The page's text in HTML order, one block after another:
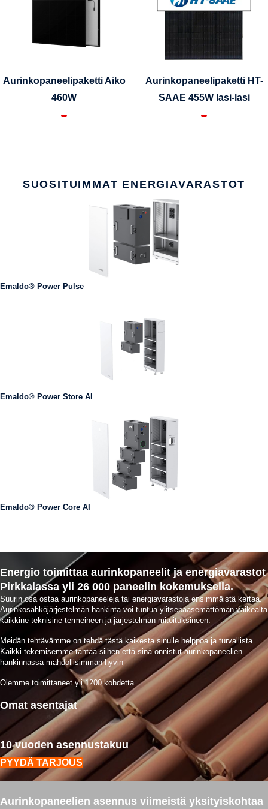
Aurinkopaneelipaketti Aiko
460W
Aurinkopaneelipaketti HT-
SAAE 455W lasi-lasi
SUOSITUIMMAT ENERGIAVARASTOT
Emaldo® Power Pulse
Emaldo® Power Store AI
Emaldo® Power Core AI
Energio toimittaa aurinkopaneelit ja energiavarastot
Pirkkalassa yli 26 000 paneelin kokemuksella.
Suurin osa ostaa aurinkopaneeleja tai energiavarastoja ensimmäistä kertaa.
Aurinkosähköjärjestelmän hankinta voi tuntua ylitsepääsemättömän vaikealta
kaikkine teknisine termeineen ja järjestelmän mitoituksineen.
Meidän tehtävämme on tehdä tästä kaikesta sinulle helppoa ja turvallista.
Kaikki tekemisemme tähtää siihen että sinä onnistut aurinkopaneelien
hankinnassa mahdollisimman hyvin
Olemme toimittaneet yli 1200 kohdetta.
Omat asentajat
10 vuoden asennustakuu
PYYDÄ TARJOUS
Aurinkopaneelien asennus viimeistä yksityiskohtaa